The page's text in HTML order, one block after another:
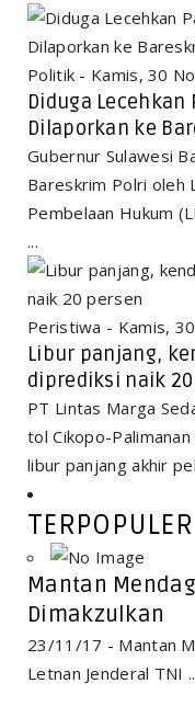
Politik - Kamis, 30
Diduga
Dilaporkan ke
Gubernur Sulawesi
Bareskrim Polri oleh
Pembelaan Hukum
...
Peristiwa - Kamis,
Libur panjang,
diprediksi naik
PT Lintas Marga
tol Cikopo-
libur panjang akhir
TERPOPULER
Mantan
Dimakzulkan
23/11/17 - Mantan
Letnan Jenderal TNI